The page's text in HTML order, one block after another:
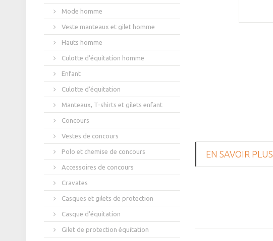
EN SAVOIR PLUS
Mode homme
Veste manteaux et gilet homme
Hauts homme
Culotte d'équitation homme
Enfant
Culotte d'équitation
Manteaux, T-shirts et gilets enfant
Concours
Vestes de concours
Polo et chemise de concours
Accessoires de concours
Cravates
Casques et gilets de protection
Casque d'équitation
Gilet de protection équitation